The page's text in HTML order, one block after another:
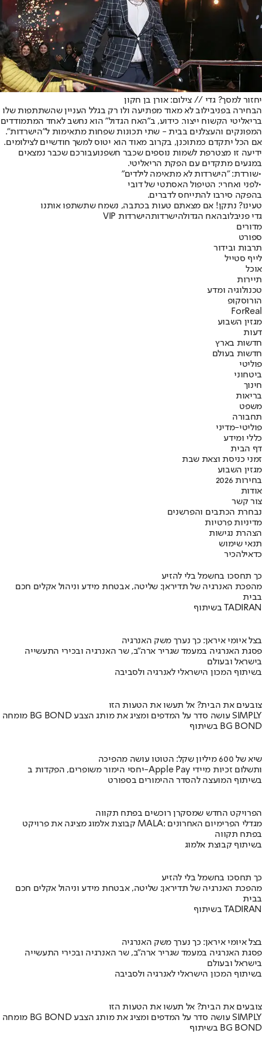
יחזור למסך? גדי // צילום: אורן בן חקון
הבחירה בפניבילוב לא מאוד מפתיעה ולו רק בגלל העניין שהשתתפות שלו
בריאליטי הקשוח ייצור. כידוע, ב"האח הגדול" הוא נחשב לאחד המתמודדים
המפונקים והעצלנים בבית - שתי תכונות שפחות מתאימות ל"הישרדות".
אם הכל יתקדם כמתוכנן, בקרוב מאוד הוא יטוס למשך חודשיים לצילומים.
ידיעה זו מצטרפת לשמות נוספים שכבר חשפנועבורכם שכבר נמצאים
במגעים מתקדים עם הפקת הריאליטי.
•שורדת: "הישרדות לא מתאימה לילדים"
•לפני ואחרי: הטיפול האסתטי של דובי
בהפקה סירבו להתייחס לדברים.
טעינו? נתקן! אם מצאתם טעות בכתבה, נשמח שתשתפו אותנו
גדי פניבלובהאח הגדולהישרדותהישרדות VIP
מדורים
ספורט
תרבות ובידור
לייף סטייל
אוכל
תיירות
טכנולוגיה ומדע
הורוסקופ
ForReal
מגזין השבוע
דעות
חדשות בארץ
חדשות בעולם
פוליטי
ביטחוני
חינוך
בריאות
משפט
תחבורה
פוליטי-מדיני
כללי ומידע
דף הבית
זמני כניסת וצאת שבת
מגזין השבוע
בחירות 2026
אודות
צור קשר
נבחרת הכתבים והפרשנים
מדיניות פרטיות
הצהרת נגישות
תנאי שימוש
כדאילהכיר
כך תחסכו בחשמל בלי להזיע
מהפכת האנרגיה של תדיראן: שליטה, אבטחת מידע וניהול אקלים חכם
בבית
בשיתוף TADIRAN
בצל איומי איראן: כך נערך משק האנרגיה
פסגת האנרגיה במעמד שגריר ארה"ב, שר האנרגיה ובכירי התעשייה
בישראל ובעולם
בשיתוף המכון הישראלי לאנרגיה ולסביבה
צובעים את הבית? אל תעשו את הטעות הזו
מומחה BG BOND עושה סדר על המדפים ומציג את מותג הצבע SIMPLY
בשיתוף BG BOND
שיא של 600 מיליון שקל: הטוטו עושה מהפיכה
יחסי הימור משופרים, הפקדות ב-Apple Pay ותשלום זכיות מיידי
בשיתוף המועצה להסדר ההימורים בספורט
הפרויקט החדש שמסקרן רוכשים בפתח תקווה
קבוצת אלמוג מציגה את פרויקט MALA: מגדלי הפרימיום האחרונים
בפתח תקווה
בשיתוף קבוצת אלמוג
כך תחסכו בחשמל בלי להזיע
מהפכת האנרגיה של תדיראן: שליטה, אבטחת מידע וניהול אקלים חכם
בבית
בשיתוף TADIRAN
בצל איומי איראן: כך נערך משק האנרגיה
פסגת האנרגיה במעמד שגריר ארה"ב, שר האנרגיה ובכירי התעשייה
בישראל ובעולם
בשיתוף המכון הישראלי לאנרגיה ולסביבה
צובעים את הבית? אל תעשו את הטעות הזו
מומחה BG BOND עושה סדר על המדפים ומציג את מותג הצבע SIMPLY
בשיתוף BG BOND